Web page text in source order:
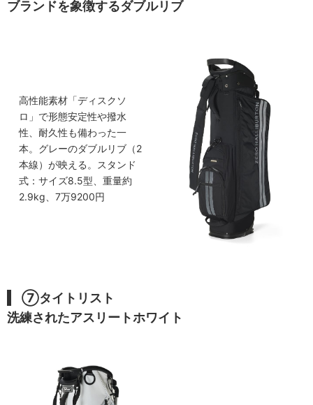
ブランドを象徴するダブルリブ
高性能素材「ディスクソ
ロ」で形態安定性や撥水
性、耐久性も備わった一
本。グレーのダブルリブ（2
本線）が映える。スタンド
式：サイズ8.5型、重量約
2.9kg、7万9200円
⑦タイトリスト
洗練されたアスリートホワイト